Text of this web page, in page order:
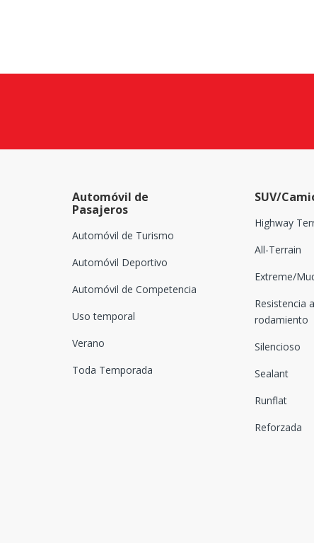
Automóvil de
Pasajeros
Automóvil de Turismo
Automóvil Deportivo
Automóvil de Competencia
Uso temporal
Verano
Toda Temporada
SUV/
Highway
All-Terrain
Extreme/
Resistencia
rodamiento
Silencioso
Sealant
Runflat
Reforzada